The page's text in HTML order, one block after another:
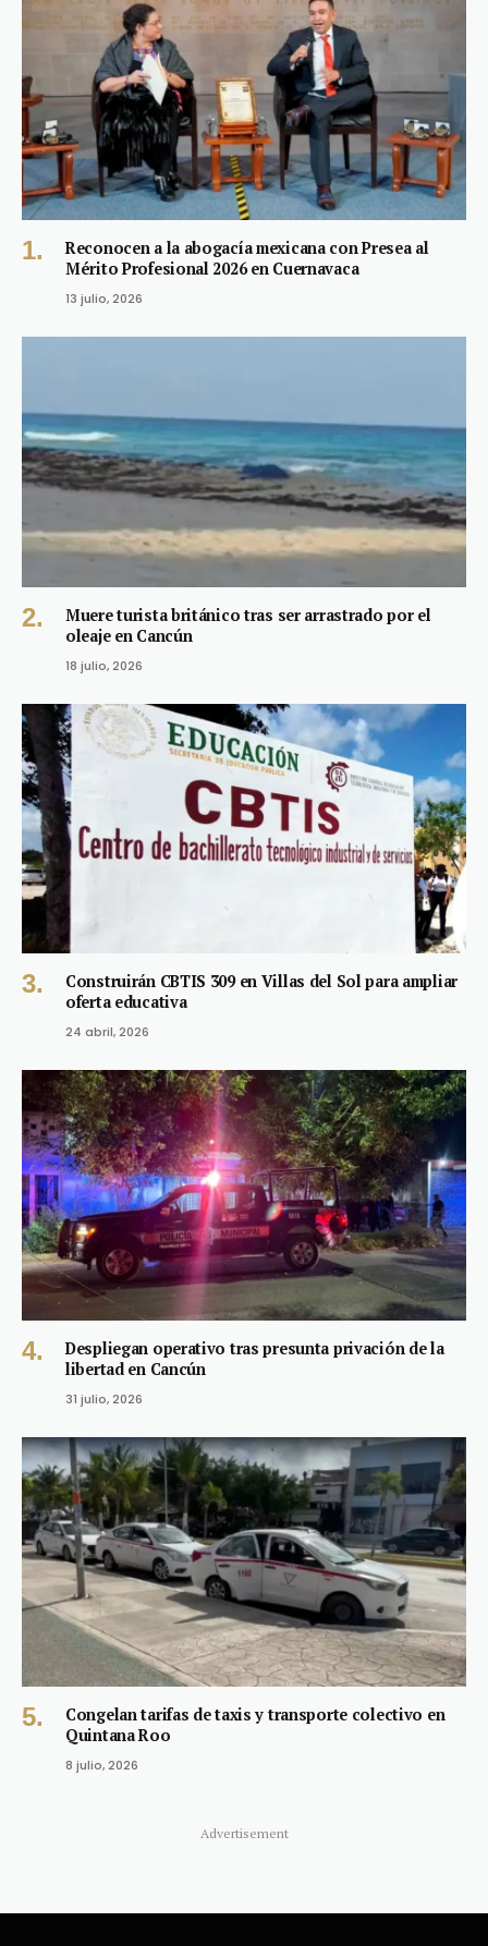
Reconocen a la abogacía mexicana con Presea al
Mérito Profesional 2026 en Cuernavaca
13 julio, 2026
Muere turista británico tras ser arrastrado por el
oleaje en Cancún
18 julio, 2026
Construirán CBTIS 309 en Villas del Sol para ampliar
oferta educativa
24 abril, 2026
Despliegan operativo tras presunta privación de la
libertad en Cancún
31 julio, 2026
Congelan tarifas de taxis y transporte colectivo en
Quintana Roo
8 julio, 2026
Advertisement